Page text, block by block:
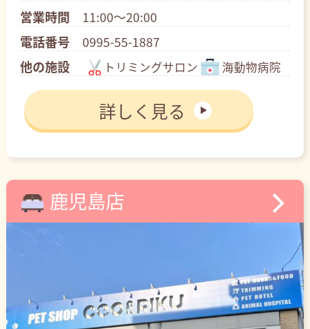
営業時間
11:00～20:00
電話番号
0995-55-1887
他の施設
トリミングサロン 海動物病院
詳しく見る
鹿児島店